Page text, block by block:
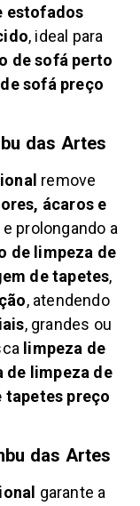
estofados
, ideal para
de sofá perto
sofá preço
das Artes
remove
ácaros e
prolongando a
de limpeza de
de tapetes,
, atendendo
, grandes ou
limpeza de
de limpeza de
tapetes preço
das Artes
garante a